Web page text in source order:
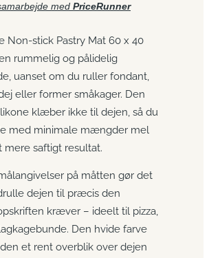
med PriceRunner
Non-stick Pastry Mat 60 x 40
rummelig og pålidelig
uanset om du ruller fondant,
eller former småkager. Den
klæber ikke til dejen, så du
med minimale mængder mel
mere saftigt resultat.
på måtten gør det
dejen til præcis den
kræver – ideelt til pizza,
Den hvide farve
et rent overblik over dejen